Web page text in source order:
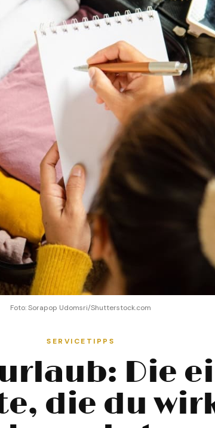
Foto: Sorapop Udomsri/Shutterstock.com
SERVICETIPPS
Die
die du